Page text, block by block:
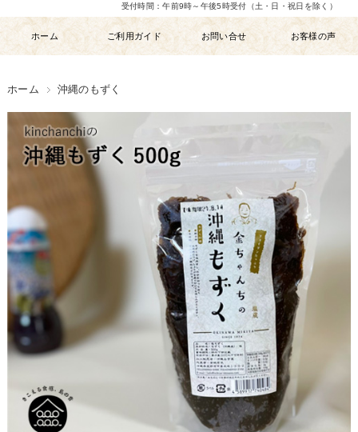
受付時間：午前9時～午後5時受付（土・日・祝日を除く）
ホーム ご利用ガイド お問い合せ お客様の声
ホーム 沖縄のもずく